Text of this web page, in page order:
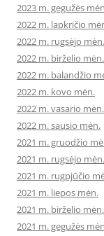
2023 m. gegužės
2022 m. lapkričio
2022 m. rugsėjo mėn.
2022 m. birželio mėn.
2022 m. balandžio
2022 m. kovo mėn.
2022 m. vasario mėn.
2022 m. sausio mėn.
2021 m. gruodžio
2021 m. rugsėjo mėn.
2021 m. rugpjūčio
2021 m. liepos mėn.
2021 m. birželio mėn.
2021 m. gegužės